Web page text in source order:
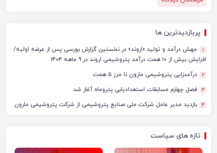
پربازدیدترین ها
1
جهش درآمد و تولید «اروند» در نخستین گزارش بورسی پس از عرضه اولیه/
افزایش بیش از ۱۰ همت درآمد پتروشیمی اروند در ۹ ماهه ۱۴۰۴
2 درآمدزایی پتروشیمی مارون تا مرز ۵ همت
3 فصل چهارم مسابقات استعدادیابی پتروماه آغاز شد
4 بازدید مدیر عامل شرکت ملی صنایع پتروشیمی از شرکت پتروشیمی مارون
تازه های سیاست